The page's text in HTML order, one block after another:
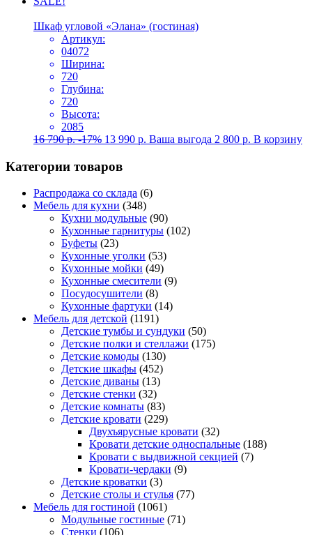
Шкаф угловой «Элана» (гостиная)
Артикул:
04072
Ширина:
720
Глубина:
720
Высота:
2085
16 790р. -17% 13 990 р. Ваша выгода 2 800 р. В корзину
Категории товаров
Распродажа со склада (6)
Мебель для кухни (348)
Кухни модульные (90)
Кухонные гарнитуры (102)
Буфеты (23)
Кухонные уголки (53)
Кухонные мойки (49)
Кухонные смесители (9)
Посудосушители (8)
Кухонные фартуки (14)
Мебель для детской (1191)
Детские тумбы и сундуки (50)
Детские полки и стеллажи (175)
Детские комоды (130)
Детские шкафы (452)
Детские диваны (13)
Детские стенки (32)
Детские комнаты (83)
Детские кровати (229)
Двухъярусные кровати (32)
Кровати детские односпальные (188)
Кровати с выдвижной секцией (7)
Кровати-чердаки (9)
Детские кроватки (3)
Детские столы и стулья (77)
Мебель для гостиной (1061)
Модульные гостиные (71)
Стенки (106)